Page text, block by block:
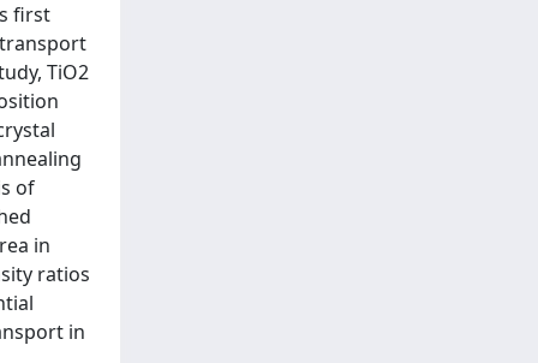
first
TiO2
of
in
ratios
in